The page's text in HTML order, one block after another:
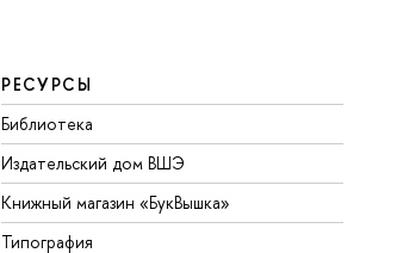
РЕСУРСЫ
Библиотека
Издательский дом ВШЭ
Книжный магазин «БукВышка»
Типография